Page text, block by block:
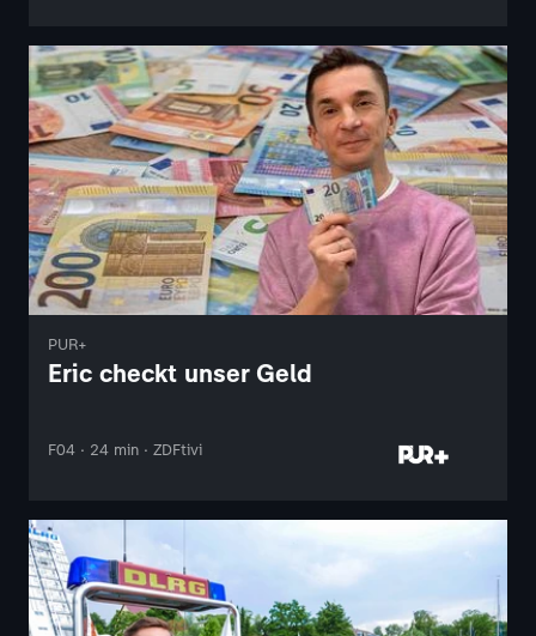
PUR+
Eric checkt unser Geld
F04 · 24 min · ZDFtivi